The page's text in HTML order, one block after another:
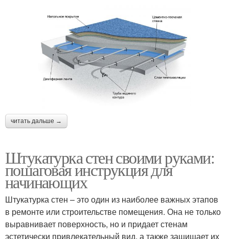
читать дальше →
Штукатурка стен своими руками:
пошаговая инструкция для
начинающих
Штукатурка стен – это один из наиболее важных этапов
в ремонте или строительстве помещения. Она не только
выравнивает поверхность, но и придает стенам
эстетически привлекательный вид, а также защищает их